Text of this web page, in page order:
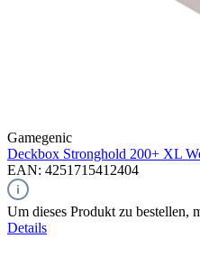
Gamegenic
Deckbox Stronghold 200+ XL
EAN: 4251715412404
Um dieses Produkt zu bestellen,
Details